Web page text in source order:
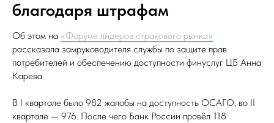
благодаря штрафам
Об этом на «Форуме лидеров страхового рынка»
рассказала замруководителя службы по защите прав
потребителей и обеспечению доступности финуслуг ЦБ Анна
Карева.
В I квартале было 982 жалобы на доступность ОСАГО, во II
квартале — 976. После чего Банк России провёл 118